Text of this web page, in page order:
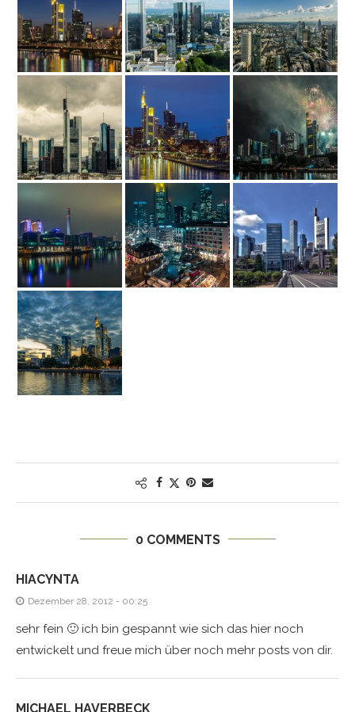
0 COMMENTS
HIACYNTA
Dezember 28, 2012 - 00:25
sehr fein 🙂 ich bin gespannt wie sich das hier noch
entwickelt und freue mich über noch mehr posts von dir.
MICHAEL HAVERBECK